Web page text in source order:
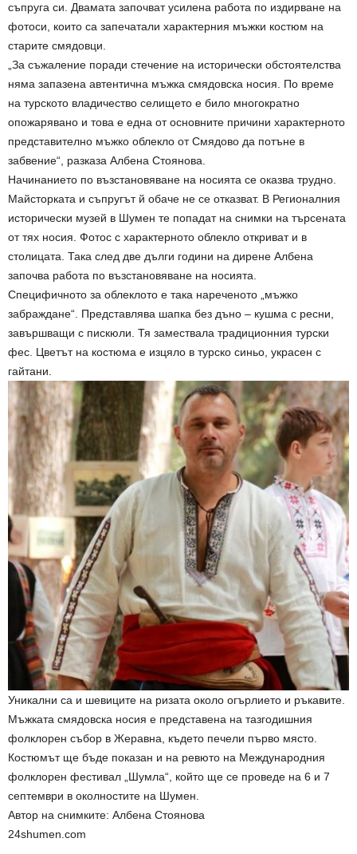
съпруга си. Двамата започват усилена работа по издирване на
фотоси, които са запечатали характерния мъжки костюм на
старите смядовци.
„За съжаление поради стечение на исторически обстоятелства
няма запазена автентична мъжка смядовска носия. По време
на турското владичество селището е било многократно
опожарявано и това е една от основните причини характерното
представително мъжко облекло от Смядово да потъне в
забвение“, разказа Албена Стоянова.
Начинанието по възстановяване на носията се оказва трудно.
Майсторката и съпругът й обаче не се отказват. В Регионалния
исторически музей в Шумен те попадат на снимки на търсената
от тях носия. Фотос с характерното облекло откриват и в
столицата. Така след две дълги години на дирене Албена
започва работа по възстановяване на носията.
Специфичното за облеклото е така нареченото „мъжко
забраждане“. Представлява шапка без дъно – кушма с ресни,
завършващи с пискюли. Тя замествала традиционния турски
фес. Цветът на костюма е изцяло в турско синьо, украсен с
гайтани.
Уникални са и шевиците на ризата около огърлието и ръкавите.
Мъжката смядовска носия е представена на тазгодишния
фолклорен събор в Жеравна, където печели първо място.
Костюмът ще бъде показан и на ревюто на Международния
фолклорен фестивал „Шумла“, който ще се проведе на 6 и 7
септември в околностите на Шумен.
Автор на снимките: Албена Стоянова
24shumen.com